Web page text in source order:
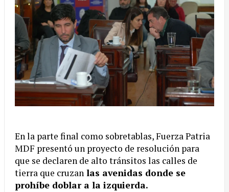
En la parte final como sobretablas, Fuerza Patria
MDF presentó un proyecto de resolución para
que se declaren de alto tránsitos las calles de
tierra que cruzan las avenidas donde se
prohíbe doblar a la izquierda.